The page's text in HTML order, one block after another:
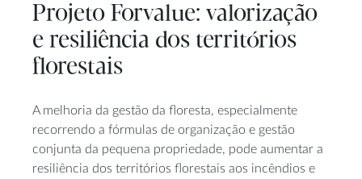
Projeto Forvalue: valorização
e resiliência dos territórios
florestais
A melhoria da gestão da floresta, especialmente
recorrendo a fórmulas de organização e gestão
conjunta da pequena propriedade, pode aumentar a
resiliência dos territórios florestais aos incêndios e